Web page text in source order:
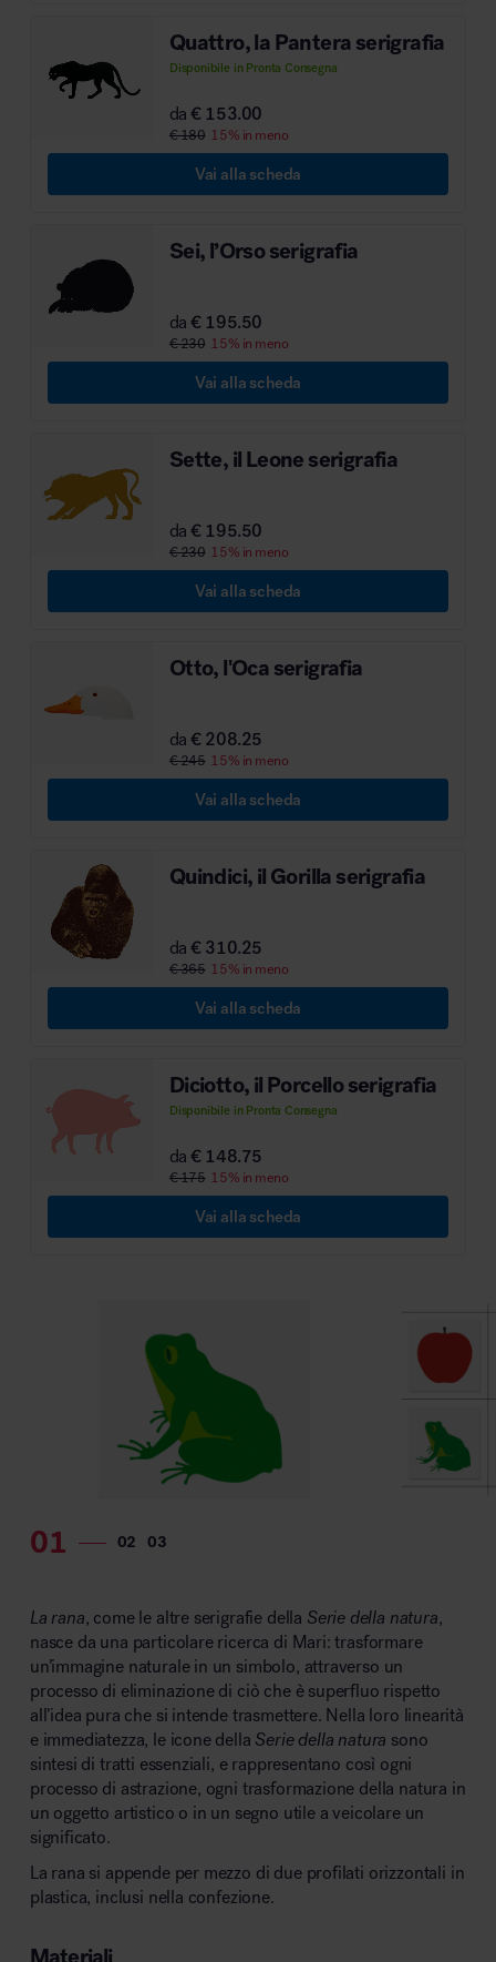
Quattro, la Pantera serigrafia
Disponibile in Pronta Consegna
da€ 153.00
€ 180 15% in meno
Vai alla scheda
Sei, l’Orso serigrafia
da€ 195.50
€ 230 15% in meno
Vai alla scheda
Sette, il Leone serigrafia
da€ 195.50
€ 230 15% in meno
Vai alla scheda
Otto, l'Oca serigrafia
da€ 208.25
€ 245 15% in meno
Vai alla scheda
Quindici, il Gorilla serigrafia
da€ 310.25
€ 365 15% in meno
Vai alla scheda
Diciotto, il Porcello serigrafia
Disponibile in Pronta Consegna
da€ 148.75
€ 175 15% in meno
Vai alla scheda
La rana, come le altre serigrafie della Serie della natura,
nasce da una particolare ricerca di Mari: trasformare
un’immagine naturale in un simbolo, attraverso un
processo di eliminazione di ciò che è superfluo rispetto
all’idea pura che si intende trasmettere. Nella loro linearità
e immediatezza, le icone della Serie della natura sono
sintesi di tratti essenziali, e rappresentano così ogni
processo di astrazione, ogni trasformazione della natura in
un oggetto artistico o in un segno utile a veicolare un
significato.
La rana si appende per mezzo di due profilati orizzontali in
plastica, inclusi nella confezione.